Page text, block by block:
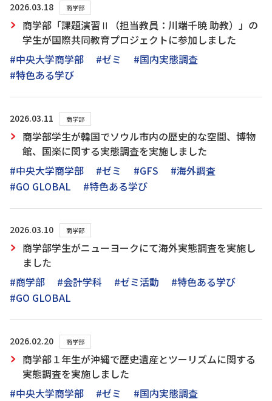
2026.03.18 商学部
商学部「課題演習Ⅱ（担当教員：川端千暁 助教）」の
学生が国際共同教育プロジェクトに参加しました
#中央大学商学部
#ゼミ
#国内実態調査
#特色ある学び
2026.03.11 商学部
商学部学生が韓国でソウル市内の歴史的な空間、博物
館、国楽に関する実態調査を実施しました
#中央大学商学部
#ゼミ #GFS
#海外調査
#GO GLOBAL
#特色ある学び
2026.03.10 商学部
商学部学生がニューヨークにて海外実態調査を実施し
ました
#商学部
#会計学科 #ゼミ活動
#特色ある学び
#GO GLOBAL
2026.02.20 商学部
商学部１年生が沖縄で歴史遺産とツーリズムに関する
実態調査を実施しました
#中央大学商学部
#ゼミ
#国内実態調査